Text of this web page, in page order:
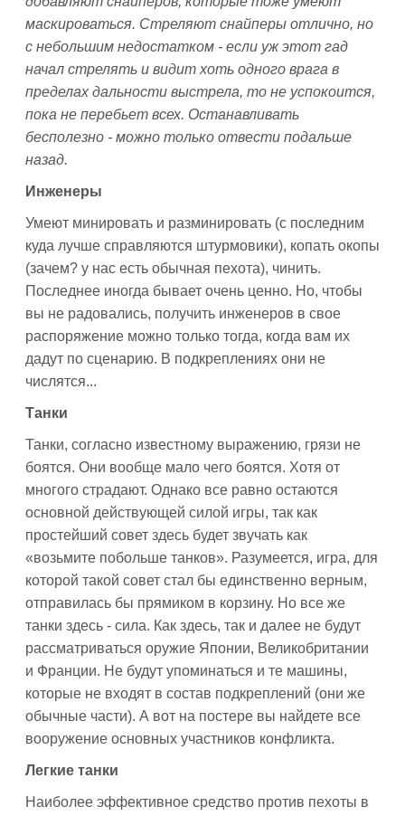
маскироваться. Стреляют снайперы отлично, но
с небольшим недостатком - если уж этот гад
начал стрелять и видит хоть одного врага в
пределах дальности выстрела, то не успокоится,
пока не перебьет всех. Останавливать
бесполезно - можно только отвести подальше
назад.
Инженеры
Умеют минировать и разминировать (с последним
куда лучше справляются штурмовики), копать окопы
(зачем? у нас есть обычная пехота), чинить.
Последнее иногда бывает очень ценно. Но, чтобы
вы не радовались, получить инженеров в свое
распоряжение можно только тогда, когда вам их
дадут по сценарию. В подкреплениях они не
числятся...
Танки
Танки, согласно известному выражению, грязи не
боятся. Они вообще мало чего боятся. Хотя от
многого страдают. Однако все равно остаются
основной действующей силой игры, так как
простейший совет здесь будет звучать как
«возьмите побольше танков». Разумеется, игра, для
которой такой совет стал бы единственно верным,
отправилась бы прямиком в корзину. Но все же
танки здесь - сила. Как здесь, так и далее не будут
рассматриваться оружие Японии, Великобритании
и Франции. Не будут упоминаться и те машины,
которые не входят в состав подкреплений (они же
обычные части). А вот на постере вы найдете все
вооружение основных участников конфликта.
Легкие танки
Наиболее эффективное средство против пехоты в